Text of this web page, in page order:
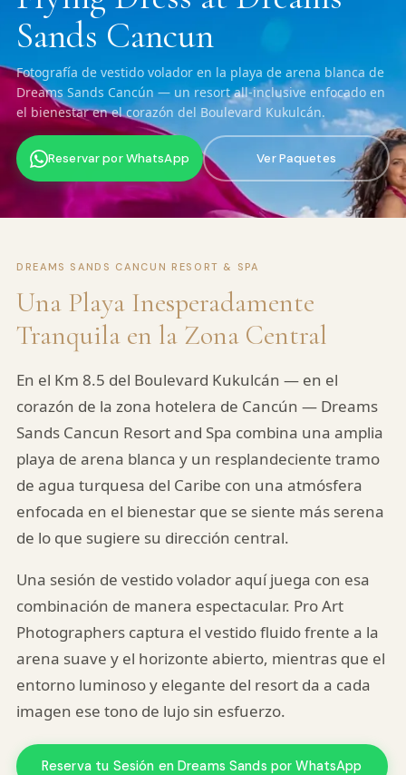
Sands Cancun
Fotografía de vestido volador en la playa de arena blanca de
Dreams Sands Cancún — un resort all-inclusive enfocado en
el bienestar en el corazón del Boulevard Kukulcán.
Reservar por WhatsApp Ver Paquetes
DREAMS SANDS CANCUN RESORT & SPA
Una Playa Inesperadamente
Tranquila en la Zona Central
En el Km 8.5 del Boulevard Kukulcán — en el
corazón de la zona hotelera de Cancún — Dreams
Sands Cancun Resort and Spa combina una amplia
playa de arena blanca y un resplandeciente tramo
de agua turquesa del Caribe con una atmósfera
enfocada en el bienestar que se siente más serena
de lo que sugiere su dirección central.
Una sesión de vestido volador aquí juega con esa
combinación de manera espectacular. Pro Art
Photographers captura el vestido fluido frente a la
arena suave y el horizonte abierto, mientras que el
entorno luminoso y elegante del resort da a cada
imagen ese tono de lujo sin esfuerzo.
Reserva tu Sesión en Dreams Sands por WhatsApp